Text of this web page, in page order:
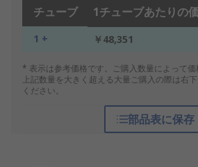
チューブ 1チューブあたりの
1 + ￥48,351
* 表示は参考価格です。ご購入数量によって価
上記数量を大きく超える大量ご購入の際は右
ください。
部品表に保存